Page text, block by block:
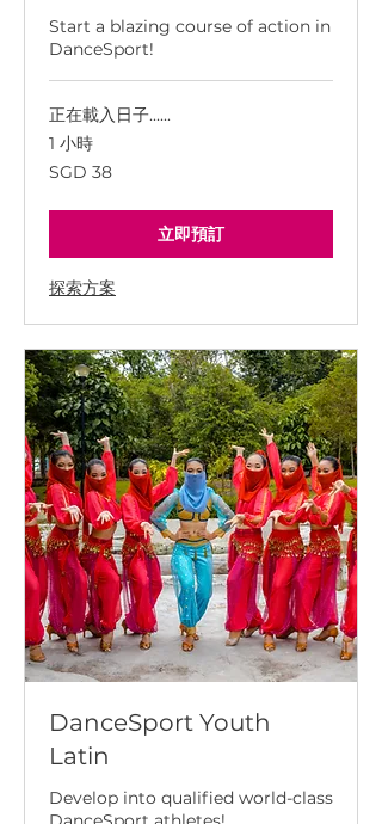
Start a blazing course of action in
DanceSport!
正在載入日子......
1 小時
38
新
坡
SGD 38
立即預訂
探索方案
DanceSport Youth
Latin
Develop into qualified world-class